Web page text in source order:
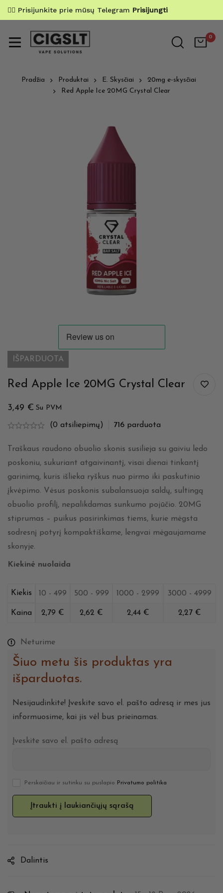
✌🏼 Prisijunkite prie mūsų Telegram Prisijungti
0
Pradžia Produktai E. Skysčiai
20mg e-skysčiai
Red Apple Ice 20MG Crystal Clear
IŠPARDUOTA
Red Apple Ice 20MG Crystal Clear
3,49 € Su PVM
(0 atsiliepimų) 716 parduota
Traškaus raudono obuolio skonis susilieja su gaiviu ledo
poskoniu, sukuriant atgaivinantį, visai dienai tinkantį
garinimą, kuris išlieka ryškus nuo pirmo iki paskutinio
įkvėpimo. Vėsus poskonis subalansuoja saldų, sultingą
obuolio profilį, nepalikdamas sunkumo pojūčio. 20MG
stiprumas – puikus pasirinkimas tiems, kurie mėgsta
sodresnį potyrį kompaktiškame, lengvai mėgaujamame
skonyje.
Kiekinė nuolaida
Kiekis 10 - 499 500 - 999 1000 - 2999 3000 - 4999
Kaina 2,79 € 2,62 € 2,44 € 2,27 €
Neturime
Šiuo metu šis produktas yra
išparduotas.
Nesijaudinkite! Įveskite savo el. pašto adresą ir mes jus
informuosime, kai jis vėl bus prieinamas.
Įveskite savo el. pašto adresą
Perskaičiau ir sutinku su puslapio Privatumo politika
Dalintis